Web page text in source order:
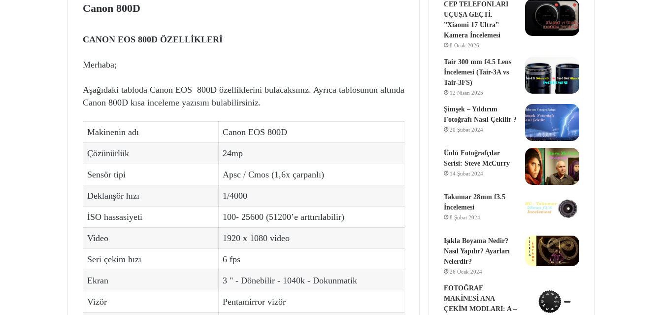
Canon 800D
CANON EOS 800D ÖZELLİKLERİ
Merhaba;
Aşağıdaki tabloda Canon EOS 800D özelliklerini bulacaksınız. Ayrıca tablosunun altında
Canon 800D kısa inceleme yazısını bulabilirsiniz.
Makinenin adı Canon EOS 800D
Çözünürlük 24mp
Sensör tipi Apsc / Cmos (1,6x çarpanlı)
Deklanşör hızı 1/4000
İSO hassasiyeti 100- 25600 (51200’e arttırılabilir)
Video 1920 x 1080 video
Seri çekim hızı 6 fps
Ekran 3 " - Dönebilir - 1040k - Dokunmatik
Vizör Pentamirror vizör
CEP TELEFONLARI
UÇUŞA GEÇTİ.
”Xiaomi 17 Ultra”
Kamera İncelemesi
8 Ocak 2026
Tair 300 mm f4.5 Lens
İncelemesi (Tair-3A vs
Tair-3FS)
12 Nisan 2025
Şimşek – Yıldırım
Fotoğrafı Nasıl Çekilir ?
20 Şubat 2024
Ünlü Fotoğrafçılar
Serisi: Steve McCurry
14 Şubat 2024
Takumar 28mm f3.5
İncelemesi
8 Şubat 2024
Işıkla Boyama Nedir?
Nasıl Yapılır? Ayarları
Nelerdir?
26 Ocak 2024
FOTOĞRAF
MAKİNESİ ANA
ÇEKİM MODLARI: A –